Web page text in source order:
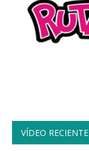
VÍDEO RECIENTE